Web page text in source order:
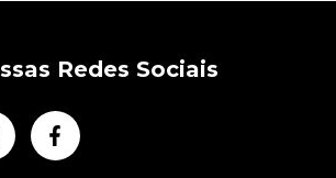
Redes Sociais